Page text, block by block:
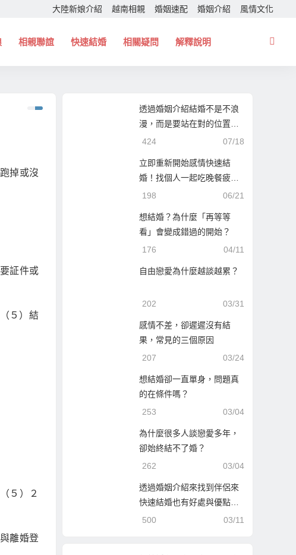
大陸新娘介紹 越南相親 婚姻速配 婚姻介紹 風情文化
相親聯誼 快速結婚 相關疑問 解釋說明
掉或沒
証件或
５）結
５）２
離婚登
透過婚姻介紹結婚不是不浪
漫，而是要站在對的位置！
幫你找個一起走下去的人！
07/18
424
立即重新開始感情快速結
婚！找個人一起吃晚餐疲憊
時能夠互相依靠！
06/21
198
想結婚？為什麼「再等等
看」會變成錯過的開始？
04/11
176
自由戀愛為什麼越談越累？
03/31
202
感情不差，卻遲遲沒有結
果，常見的三個原因
03/24
207
想結婚卻一直單身，問題真
的在條件嗎？
03/04
253
為什麼很多人談戀愛多年，
卻始終結不了婚？
03/04
262
透過婚姻介紹來找到伴侶來
快速結婚也有好處與優點…
03/11
500